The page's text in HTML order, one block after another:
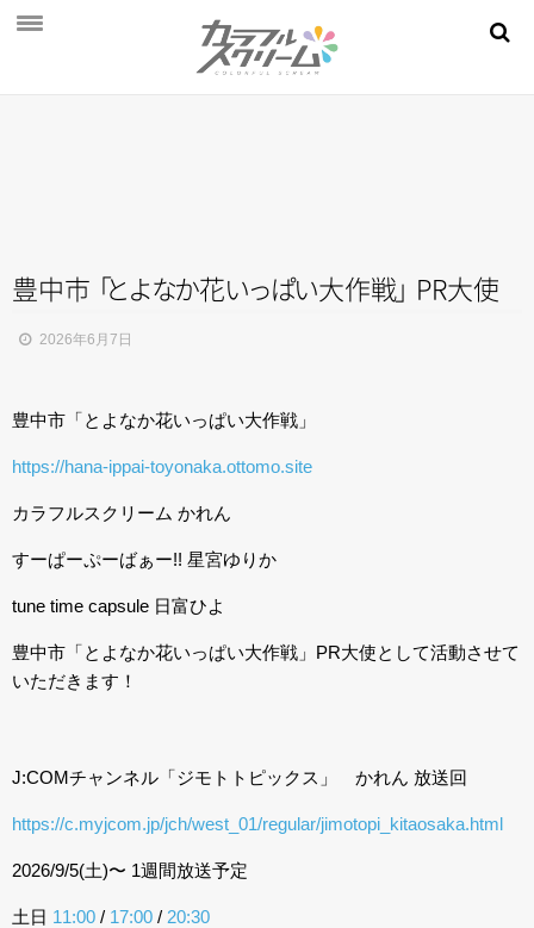
MOVIE
AUDITION
FAN CLUB
豊中市「と よなか花いっぱい大作戦」 PR大使
2026年6月7日
豊中市「とよなか花いっぱい大作戦」
https://hana-ippai-toyonaka.ottomo.site
カラフルスクリーム かれん
すーぱーぷーばぁー!! 星宮ゆりか
tune time capsule 日富ひよ
豊中市「とよなか花いっぱい大作戦」PR大使として活動させて
いただきます！
J:COMチャンネル「ジモトトピックス」 かれん 放送回
https://c.myjcom.jp/jch/west_01/regular/jimotopi_kitaosaka.html
2026/9/5(土)〜 1週間放送予定
土日 11:00 / 17:00 / 20:30